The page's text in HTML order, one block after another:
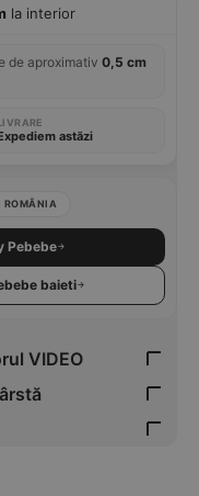
la interior
de aproximativ 0,5 cm
astăzi
ROMÂNIA
Pebebe
baieti
VIDEO